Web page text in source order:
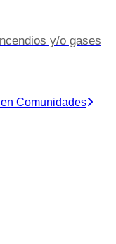
y/o gases
Comunidades